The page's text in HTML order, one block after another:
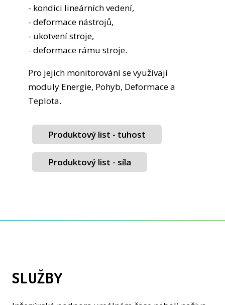
- kondici lineárních vedení,
- deformace nástrojů,
- ukotvení stroje,
- deformace rámu stroje.
Pro jejich monitorování se využívají
moduly Energie, Pohyb, Deformace a
Teplota.
Produktový list - tuhost
Produktový list - síla
SLUŽBY